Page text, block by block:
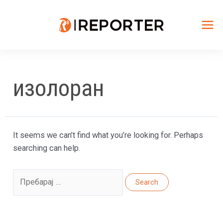
изолоран
It seems we can’t find what you’re looking for. Perhaps
searching can help.